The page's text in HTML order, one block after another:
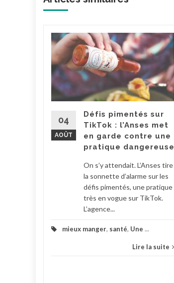
04
AOÛT
Défis pimentés sur
TikTok : l’Anses met
en garde contre une
pratique dangereuse
On s’y attendait. L’Anses tire
la sonnette d’alarme sur les
défis pimentés, une pratique
très en vogue sur TikTok.
L’agence...
mieux manger, santé, Une ...
Lire la suite